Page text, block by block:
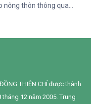
nông thôn thông qua
đoạn 2025–2028”
về quản lý chi tiêu
đình cho 95 phụ nữ
Thành,Hàm Thuận
THIỆN CHÍ được thành
12 năm 2005. Trung